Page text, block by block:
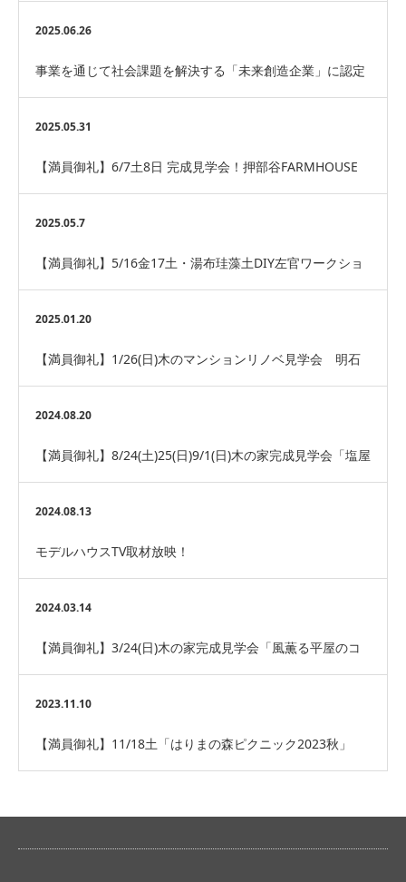
ル
2025.06.26
事業を通じて社会課題を解決する「未来創造企業」に認定
されました。
2025.05.31
【満員御礼】6/7土8日 完成見学会！押部谷FARMHOUSE
2025.05.7
【満員御礼】5/16金17土・湯布珪藻土DIY左官ワークショ
ップ＠押部谷FARMhouse
2025.01.20
【満員御礼】1/26(日)木のマンションリノベ見学会 明石
市
2024.08.20
【満員御礼】8/24(土)25(日)9/1(日)木の家完成見学会「塩屋
借景の家」神戸市垂水区
2024.08.13
モデルハウスTV取材放映！
2024.03.14
【満員御礼】3/24(日)木の家完成見学会「風薫る平屋のコ
ートハウス」明石市
2023.11.10
【満員御礼】11/18土「はりまの森ピクニック2023秋」